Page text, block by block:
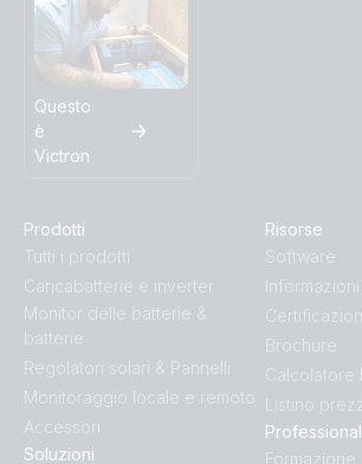
Questo
è
Victron
Prodotti
Tutti i prodotti
Caricabatterie e inverter
Monitor delle batterie &
batterie
Regolatori solari & Pannelli
Monitoraggio locale e remoto
Accessori
Soluzioni
Risorse
Software
Brochure
Calcolatore
Listino
Formazione